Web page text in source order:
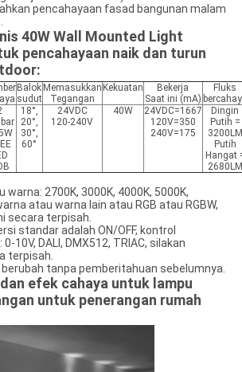
pencahayaan fasad bangunan malam
40W Wall Mounted Light
pencahayaan naik dan turun
Balok
sudut
Memasukkan
Tegangan
Kekuatan
Bekerja
Saat ini (mA)
Fluks
18°,
20°,
30°,
60°
24VDC
120-240V
40W
24VDC=1667
120V=350
240V=175
Dingin
Putih =
3200LM
Putih
Hangat
2680LM
warna: 2700K, 3000K, 4000K, 5000K,
atau warna lain atau RGB atau RGBW,
secara terpisah.
standar adalah ON/OFF, kontrol
10V, DALI, DMX512, TRIAC, silakan
terpisah.
tanpa pemberitahuan sebelumnya.
efek cahaya untuk lampu
untuk penerangan rumah